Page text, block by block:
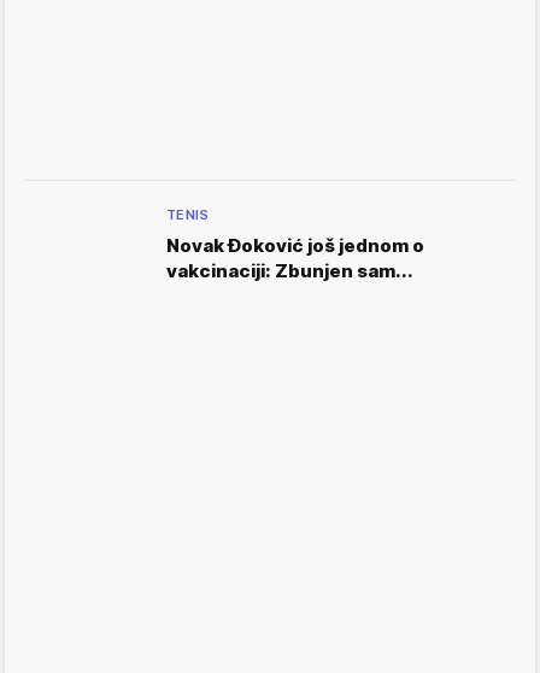
TENIS
Novak Đoković još jednom o
vakcinaciji: Zbunjen sam...